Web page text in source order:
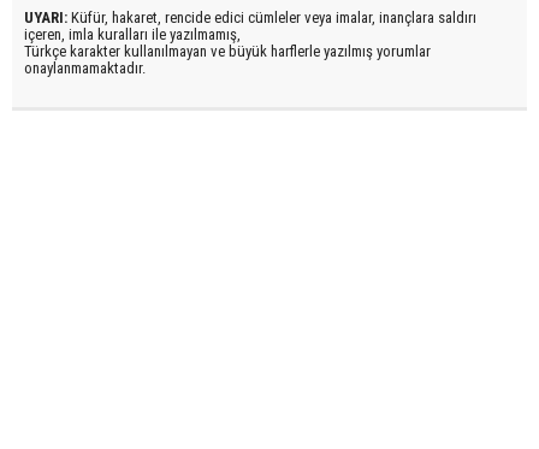
UYARI: Küfür, hakaret, rencide edici cümleler veya imalar, inançlara saldırı
içeren, imla kuralları ile yazılmamış,
Türkçe karakter kullanılmayan ve büyük harflerle yazılmış yorumlar
onaylanmamaktadır.